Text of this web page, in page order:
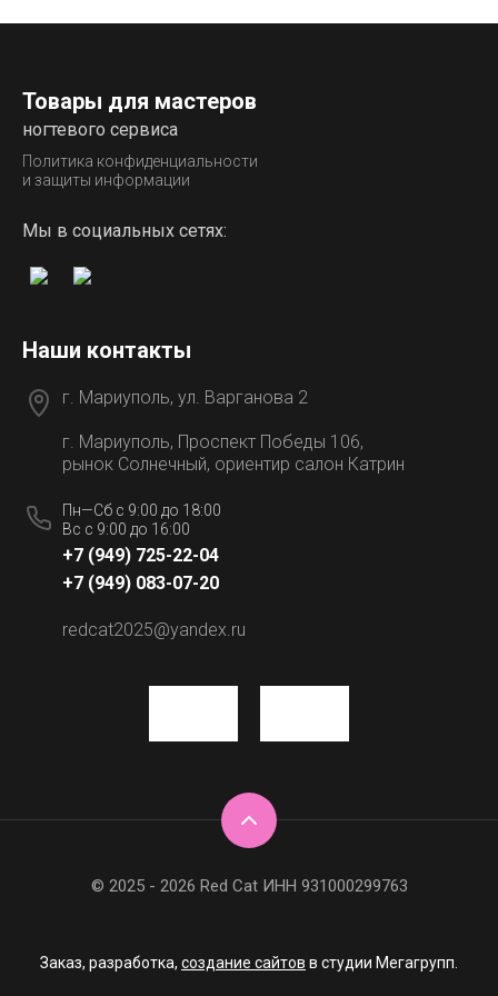
Товары для мастеров
ногтевого сервиса
Политика конфиденциальности
и защиты информации
Мы в социальных сетях:
Наши контакты
г. Мариуполь, ул. Варганова 2
г. Мариуполь, Проспект Победы 106,
рынок Солнечный, ориентир салон Катрин
Пн—Сб с 9:00 до 18:00
Вс с 9:00 до 16:00
+7 (949) 725-22-04
+7 (949) 083-07-20
redcat2025@yandex.ru
© 2025 - 2026 Red Cat ИНН 931000299763
Заказ, разработка, создание сайтов в студии Мегагрупп.